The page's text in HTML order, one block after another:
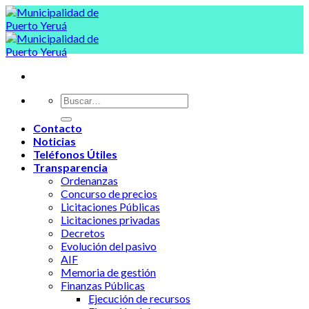
Skip
to
content
Contacto
Noticias
Teléfonos Útiles
Transparencia
Ordenanzas
Concurso de precios
Licitaciones Públicas
Licitaciones privadas
Decretos
Evolución del pasivo
AIF
Memoria de gestión
Finanzas Públicas
Ejecución de recursos